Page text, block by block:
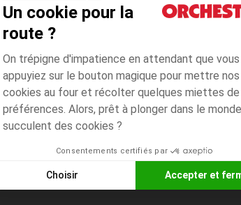
Un cookie pour la
route ?
On trépigne d'impatience en attendant que vous
appuyiez sur le bouton magique pour mettre nos
cookies au four et récolter quelques miettes de
préférences. Alors, prêt à plonger dans le monde
succulent des cookies ?
Consentements certifiés par
Choisir Accepter et
MODES DE
Mon